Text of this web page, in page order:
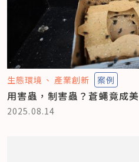
生態環境 產業創新 案例
用害蟲，制害蟲？蒼蠅竟成
2025.08.14